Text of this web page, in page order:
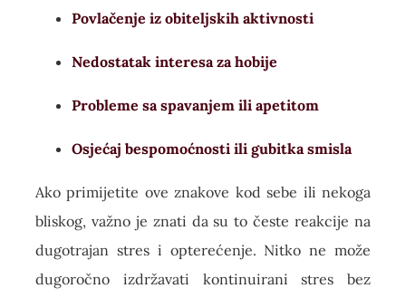
Povlačenje iz obiteljskih aktivnosti
Nedostatak interesa za hobije
Probleme sa spavanjem ili apetitom
Osjećaj bespomoćnosti ili gubitka smisla
Ako primijetite ove znakove kod sebe ili nekoga
bliskog, važno je znati da su to česte reakcije na
dugotrajan stres i opterećenje. Nitko ne može
dugoročno izdržavati kontinuirani stres bez